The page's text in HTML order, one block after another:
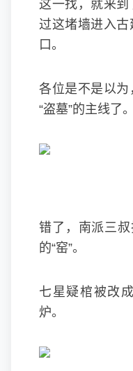
这一找，就来
过这堵墙进入
口。
各位是不是以
“盗墓”的主线了。
错了，南派三
的“窑”。
七星疑棺被改
炉。